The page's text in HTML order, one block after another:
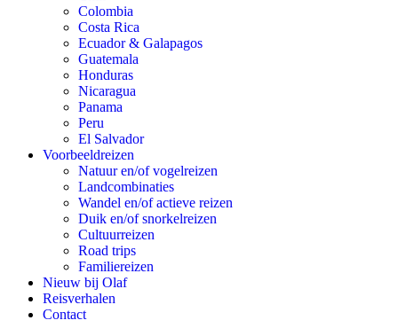
Colombia
Costa Rica
Ecuador & Galapagos
Guatemala
Honduras
Nicaragua
Panama
Peru
El Salvador
Voorbeeldreizen
Natuur en/of vogelreizen
Landcombinaties
Wandel en/of actieve reizen
Duik en/of snorkelreizen
Cultuurreizen
Road trips
Familiereizen
Nieuw bij Olaf
Reisverhalen
Contact